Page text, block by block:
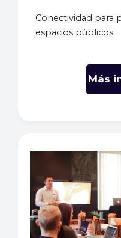
Conectividad para
espacios públicos.
Más